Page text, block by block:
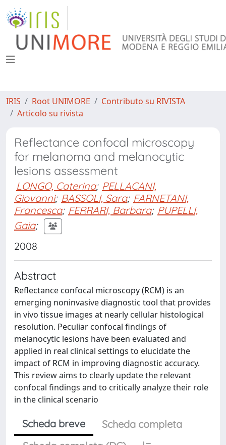
IRIS Root UNIMORE
Contributo su RIVISTA
Articolo su rivista
Reflectance confocal microscopy
for melanoma and melanocytic
lesions assessment
LONGO, Caterina; PELLACANI,
Giovanni; BASSOLI, Sara; FARNETANI,
Francesca; FERRARI, Barbara; PUPELLI,
Gaia;
2008
Abstract
Reflectance confocal microscopy (RCM) is an
emerging noninvasive diagnostic tool that provides
in vivo tissue images at nearly cellular histological
resolution. Peculiar confocal findings of
melanocytic lesions have been evaluated and
applied in real clinical settings to elucidate the
impact of RCM in improving diagnostic accuracy.
This review aims to clearly update the relevant
confocal findings and to critically analyze their role
in the clinical scenario
Scheda breve
Scheda completa